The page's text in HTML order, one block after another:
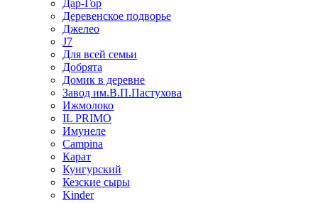
Дар-Гор
Деревенское подворье
Джелео
J7
Для всей семьи
Добрята
Домик в деревне
Завод им.В.П.Пастухова
Ижмолоко
IL PRIMO
Имунеле
Campina
Карат
Кунгурский
Кезские сыры
Kinder